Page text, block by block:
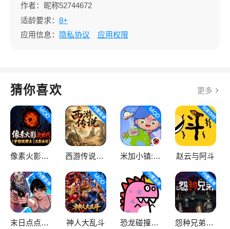
作者：昵称52744672
适龄要求： 8+
应用信息：
隐私协议 应用权限
猜你喜欢 更多
像素火影次世代 西游传说（内置GM菜单） 米加小镇:世界 赵云与阿斗
末日点点（辅助菜单） 神人大乱斗 恐龙碰撞（辅助菜单） 怨种兄弟（内置GM菜单）